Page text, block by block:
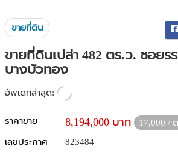
ขายที่ดิน
ขายที่ดินเปล่า 482 ตร.ว. ซอยร
บางบัวทอง
อัพเดทล่าสุด:
ราคาขาย 8,194,000 บาท 17,000 /
เลขประกาศ
823484